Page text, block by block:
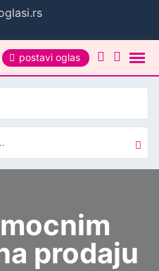
postavi oglas
prodaju